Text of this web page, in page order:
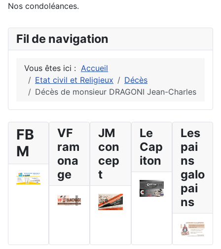
Fil de navigation
Vous êtes ici : Accueil
Etat civil et Religieux
Décès
Décès de monsieur DRAGONI Jean-Charles
Nos condoléances.
FB
M
VF
ram
ona
ge
JM
con
cep
t
Le
Cap
iton
Les
pai
ns
galo
pai
ns